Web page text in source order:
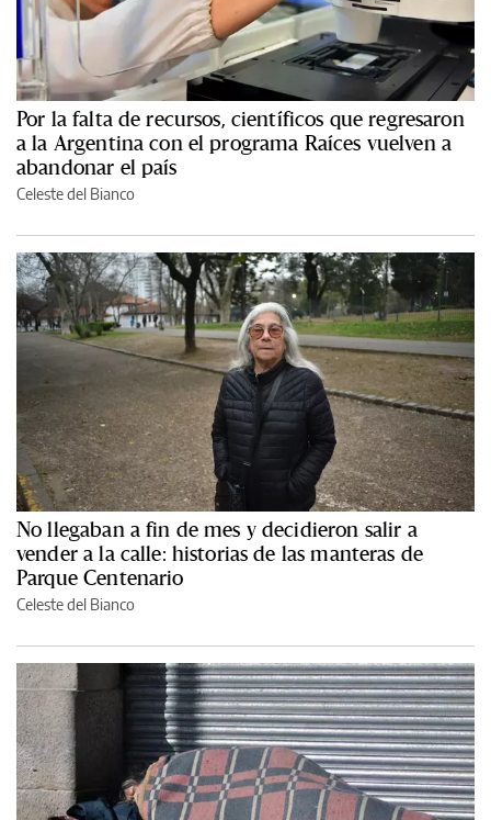
Por la falta de recursos, científicos que regresaron
a la Argentina con el programa Raíces vuelven a
abandonar el país
Celeste del Bianco
No llegaban a fin de mes y decidieron salir a
vender a la calle: historias de las manteras de
Parque Centenario
Celeste del Bianco